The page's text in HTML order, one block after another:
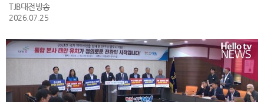
TJB대전방송
2026.07.25